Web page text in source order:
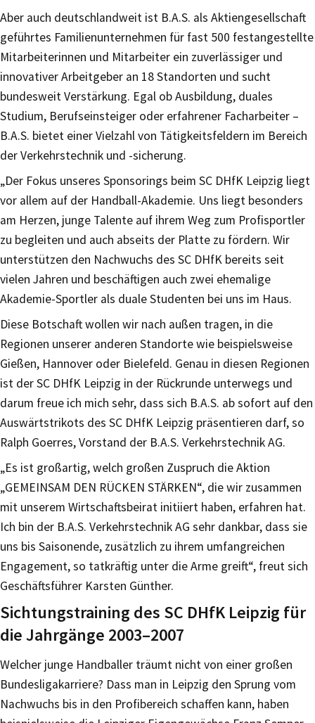
Aber auch deutschlandweit ist B.A.S. als Aktiengesellschaft
geführtes Familienunternehmen für fast 500 festangestellte
Mitarbeiterinnen und Mitarbeiter ein zuverlässiger und
innovativer Arbeitgeber an 18 Standorten und sucht
bundesweit Verstärkung. Egal ob Ausbildung, duales
Studium, Berufseinsteiger oder erfahrener Facharbeiter –
B.A.S. bietet einer Vielzahl von Tätigkeitsfeldern im Bereich
der Verkehrstechnik und -sicherung.
„Der Fokus unseres Sponsorings beim SC DHfK Leipzig liegt
vor allem auf der Handball-Akademie. Uns liegt besonders
am Herzen, junge Talente auf ihrem Weg zum Profisportler
zu begleiten und auch abseits der Platte zu fördern. Wir
unterstützen den Nachwuchs des SC DHfK bereits seit
vielen Jahren und beschäftigen auch zwei ehemalige
Akademie-Sportler als duale Studenten bei uns im Haus.
Diese Botschaft wollen wir nach außen tragen, in die
Regionen unserer anderen Standorte wie beispielsweise
Gießen, Hannover oder Bielefeld. Genau in diesen Regionen
ist der SC DHfK Leipzig in der Rückrunde unterwegs und
darum freue ich mich sehr, dass sich B.A.S. ab sofort auf den
Auswärtstrikots des SC DHfK Leipzig präsentieren darf, so
Ralph Goerres, Vorstand der B.A.S. Verkehrstechnik AG.
„Es ist großartig, welch großen Zuspruch die Aktion
„GEMEINSAM DEN RÜCKEN STÄRKEN“, die wir zusammen
mit unserem Wirtschaftsbeirat initiiert haben, erfahren hat.
Ich bin der B.A.S. Verkehrstechnik AG sehr dankbar, dass sie
uns bis Saisonende, zusätzlich zu ihrem umfangreichen
Engagement, so tatkräftig unter die Arme greift“, freut sich
Geschäftsführer Karsten Günther.
Sichtungstraining des SC DHfK Leipzig für
die Jahrgänge 2003–2007
Welcher junge Handballer träumt nicht von einer großen
Bundesligakarriere? Dass man in Leipzig den Sprung vom
Nachwuchs bis in den Profibereich schaffen kann, haben